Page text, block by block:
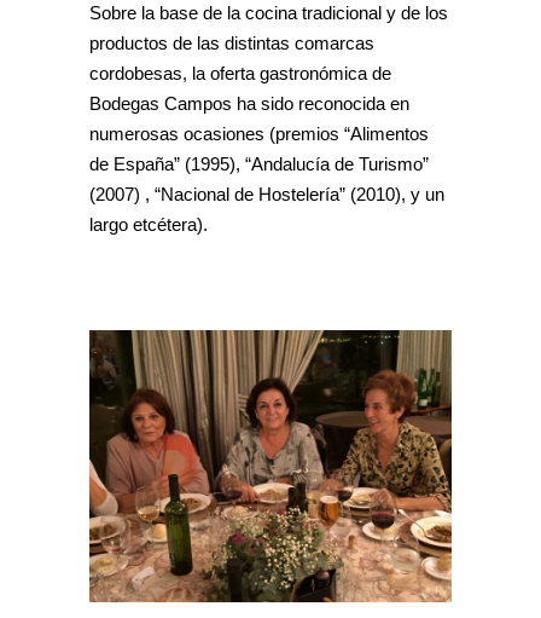
Sobre la base de la cocina tradicional y de los
productos de las distintas comarcas
cordobesas, la oferta gastronómica de
Bodegas Campos ha sido reconocida en
numerosas ocasiones (premios “Alimentos
de España” (1995), “Andalucía de Turismo”
(2007) , “Nacional de Hostelería” (2010), y un
largo etcétera).